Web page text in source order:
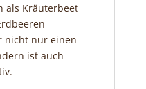
als Kräuterbeet
nicht nur einen
ist auch